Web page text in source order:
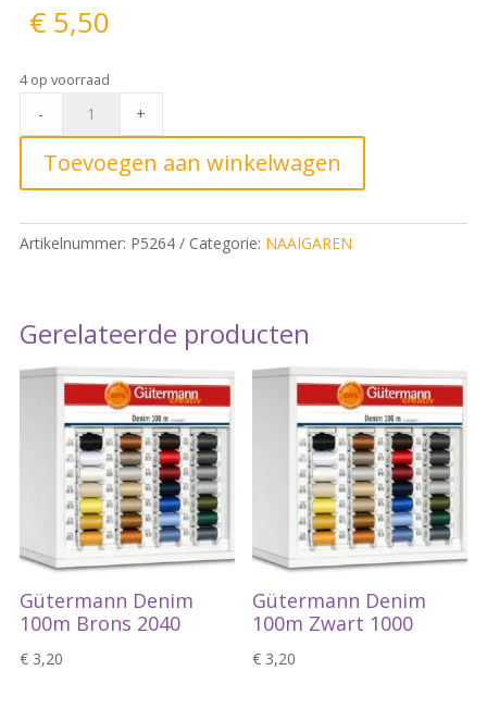
€5,50
4 op voorraad
2500m
7059*
quantity
- +
Toevoegen aan winkelwagen
Artikelnummer: P5264 Categorie: NAAIGAREN
Gerelateerde producten
Gütermann Denim
100m Brons 2040
€3,20
Gütermann Denim
100m Zwart 1000
€ 3,20